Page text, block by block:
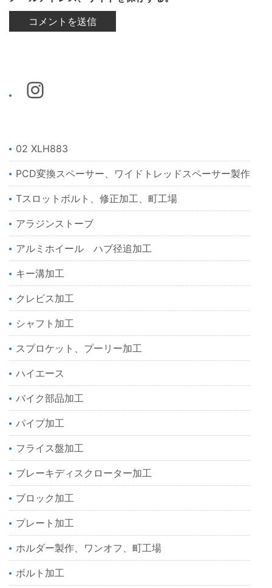
02 XLH883
PCD変換スペーサー、ワイドトレッドスペーサー製作
Tスロットボルト、修正加工、町工場
アラジンストーブ
アルミホイール ハブ径追加工
キー溝加工
クレビス加工
シャフト加工
スプロケット、プーリー加工
ハイエース
バイク部品加工
パイプ加工
フライス盤加工
ブレーキディスクローター加工
ブロック加工
プレート加工
ホルダー製作、ワンオフ、町工場
ボルト加工